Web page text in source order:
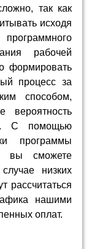
так как
исходя
рабочей
формировать
процесс за
способом,
вероятность
С помощью
программы
вы сможете
низких
рассчитаться
нашими
оплат.